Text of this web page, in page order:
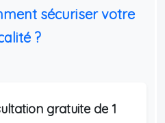
sécuriser votre
?
gratuite de 1